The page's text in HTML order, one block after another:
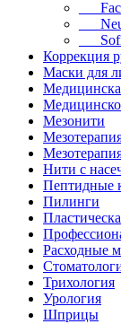
Коррекция
Маски для
Мезонити
Нити с
Пептидные
Пилинги
Расходные
Трихология
Урология
Шприцы